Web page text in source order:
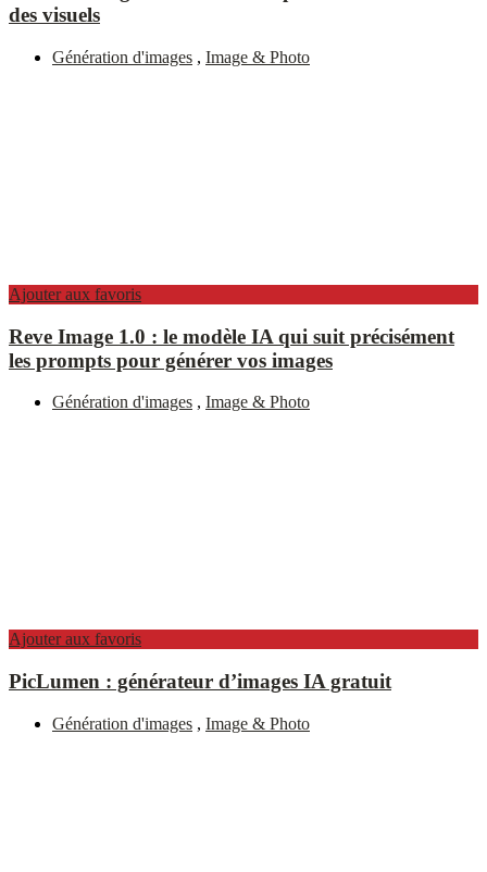
des visuels
Génération d'images , Image & Photo
Ajouter aux favoris
Reve Image 1.0 : le modèle IA qui suit précisément
les prompts pour générer vos images
Génération d'images , Image & Photo
Ajouter aux favoris
PicLumen : générateur d’images IA gratuit
Génération d'images , Image & Photo